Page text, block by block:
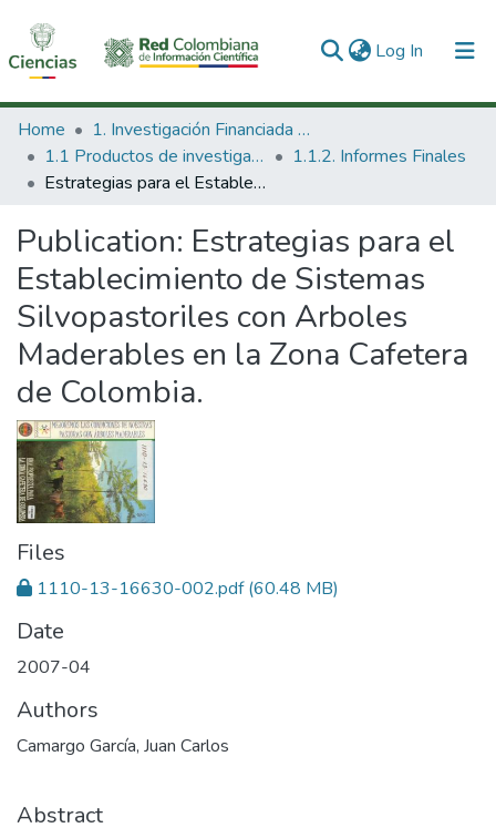
Log In (current)
Communities & Collections
All of DSpace
Home
1. Investigación Financiada con Recursos Públicos
1.1 Productos de investigación
1.1.2. Informes Finales
Estrategias para el Establecimiento de Sistemas Silvopastoriles con Arboles Maderables en la Zona Cafetera de Colombia.
Publication: Estrategias para el
Establecimiento de Sistemas
Silvopastoriles con Arboles
Maderables en la Zona Cafetera
de Colombia.
Files
1110-13-16630-002.pdf(60.48 MB)
Date
2007-04
Authors
Camargo García, Juan Carlos
Abstract